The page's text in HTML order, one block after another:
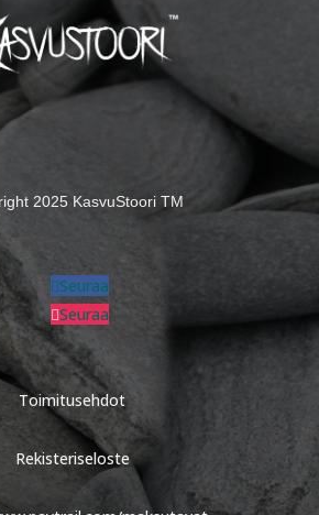
2025 KasvuStoori TM
Seuraa
Seuraa
Toimitusehdot
Rekisteriseloste